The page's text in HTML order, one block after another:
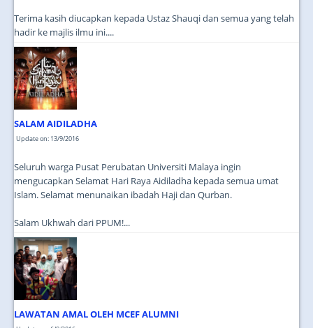
Terima kasih diucapkan kepada Ustaz Shauqi dan semua yang telah
hadir ke majlis ilmu ini....
SALAM AIDILADHA
Update on: 13/9/2016
Seluruh warga Pusat Perubatan Universiti Malaya ingin
mengucapkan Selamat Hari Raya Aidiladha kepada semua umat
Islam. Selamat menunaikan ibadah Haji dan Qurban.
Salam Ukhwah dari PPUM!...
LAWATAN AMAL OLEH MCEF ALUMNI